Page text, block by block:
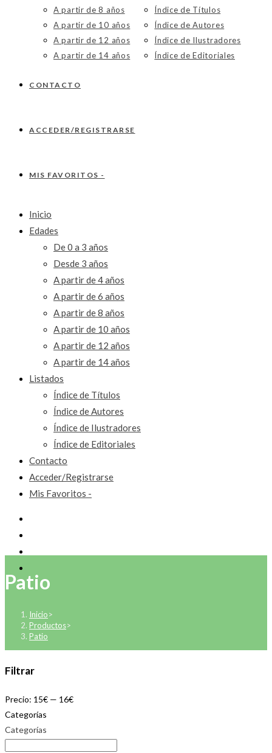
A partir de 8 años
A partir de 10 años
A partir de 12 años
A partir de 14 años
Índice de Títulos
Índice de Autores
Índice de Ilustradores
Índice de Editoriales
CONTACTO
ACCEDER/REGISTRARSE
MIS FAVORITOS -
Inicio
Edades
De 0 a 3 años
Desde 3 años
A partir de 4 años
A partir de 6 años
A partir de 8 años
A partir de 10 años
A partir de 12 años
A partir de 14 años
Listados
Índice de Títulos
Índice de Autores
Índice de Ilustradores
Índice de Editoriales
Contacto
Acceder/Registrarse
Mis Favoritos -
Patio
Inicio>
Productos>
Patio
Filtrar
Precio: 15€ — 16€
Categorías
Categorías